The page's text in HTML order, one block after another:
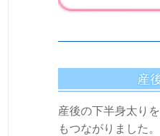
産
産後の下半身太り
もつながりました。